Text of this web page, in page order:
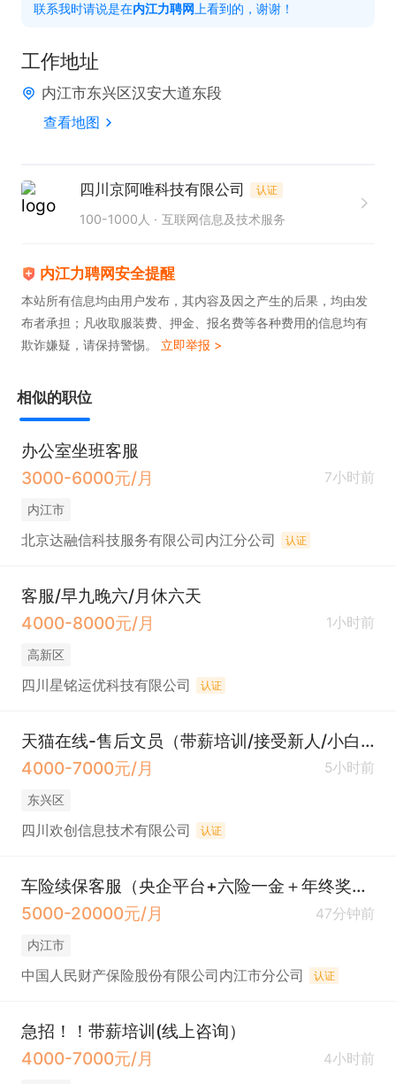
联系我时请说是在内江力聘网上看到的，谢谢！
工作地址
内江市东兴区汉安大道东段
查看地图
四川京阿唯科技有限公司 认证
100-1000人 互联网信息及技术服务
内江力聘网安全提醒
本站所有信息均由用户发布，其内容及因之产生的后果，均由发
布者承担；凡收取服装费、押金、报名费等各种费用的信息均有
欺诈嫌疑，请保持警惕。 立即举报 >
相似的职位
办公室坐班客服
3000-6000元/月
7小时前
内江市
北京达融信科技服务有限公司内江分公司 认证
客服/早九晚六/月休六天
4000-8000元/月
1小时前
高新区
四川星铭运优科技有限公司 认证
天猫在线-售后文员（带薪培训/接受新人/小白）
4000-7000元/月
5小时前
东兴区
四川欢创信息技术有限公司 认证
车险续保客服（央企平台+六险一金＋年终奖＋带薪年假＋双休＋餐补＋下午茶）
5000-20000元/月
47分钟前
内江市
中国人民财产保险股份有限公司内江市分公司 认证
急招！！带薪培训(线上咨询）
4000-7000元/月
4小时前